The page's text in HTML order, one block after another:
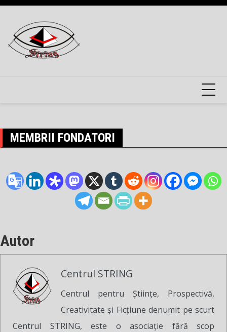
Skip
content
MEMBRII FONDATORI
Autor
Centrul STRING
Centrul pentru Ştiinţe, Prospectivă,
Creativitate şi Ficţiune denumit pe scurt
Centrul STRING, este o asociaţie fără scop